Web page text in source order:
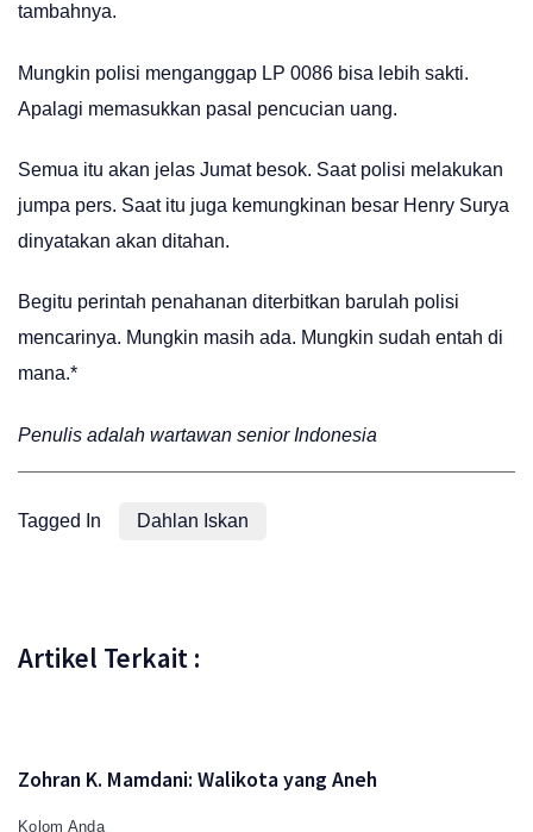
tambahnya.
Mungkin polisi menganggap LP 0086 bisa lebih sakti.
Apalagi memasukkan pasal pencucian uang.
Semua itu akan jelas Jumat besok. Saat polisi melakukan
jumpa pers. Saat itu juga kemungkinan besar Henry Surya
dinyatakan akan ditahan.
Begitu perintah penahanan diterbitkan barulah polisi
mencarinya. Mungkin masih ada. Mungkin sudah entah di
mana.*
Penulis adalah wartawan senior Indonesia
Tagged In Dahlan Iskan
Artikel Terkait :
Zohran K. Mamdani: Walikota yang Aneh
Kolom Anda